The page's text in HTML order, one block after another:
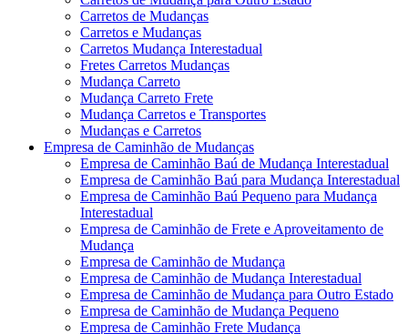
Carretos de Mudanças
Carretos e Mudanças
Carretos Mudança Interestadual
Fretes Carretos Mudanças
Mudança Carreto
Mudança Carreto Frete
Mudança Carretos e Transportes
Mudanças e Carretos
Empresa de Caminhão de Mudanças
Empresa de Caminhão Baú de Mudança Interestadual
Empresa de Caminhão Baú para Mudança Interestadual
Empresa de Caminhão Baú Pequeno para Mudança
Interestadual
Empresa de Caminhão de Frete e Aproveitamento de
Mudança
Empresa de Caminhão de Mudança
Empresa de Caminhão de Mudança Interestadual
Empresa de Caminhão de Mudança para Outro Estado
Empresa de Caminhão de Mudança Pequeno
Empresa de Caminhão Frete Mudança